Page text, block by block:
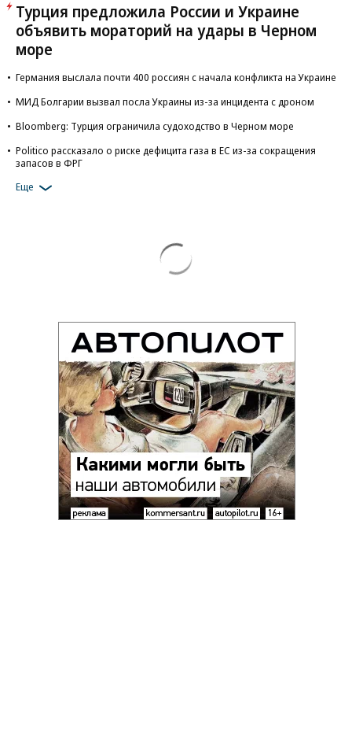
Турция предложила России и Украине
объявить мораторий на удары в Черном
море
Германия выслала почти 400 россиян с начала конфликта на Украине
МИД Болгарии вызвал посла Украины из-за инцидента с дроном
Bloomberg: Турция ограничила судоходство в Черном море
Politico рассказало о риске дефицита газа в ЕС из-за сокращения
запасов в ФРГ
Еще